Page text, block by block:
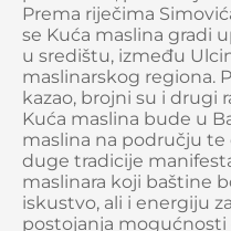
Prema riječima
se Kuća maslina gradi
u središtu, između
maslinarskog regiona.
kazao, brojni su i drugi
Kuća maslina bude u
maslina na području te
duge tradicije
maslinara koji baštine
iskustvo, ali i energiju
postojanja mogućnosti